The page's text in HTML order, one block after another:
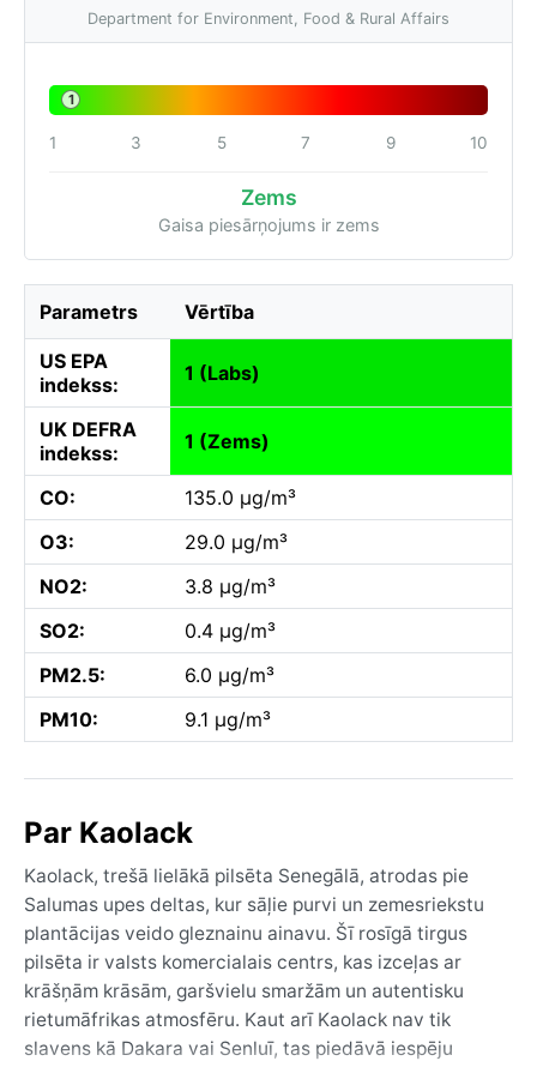
Department for Environment, Food & Rural Affairs
1
1 3 5 7 9 10
Zems
Gaisa piesārņojums ir zems
Parametrs Vērtība
US EPA
indekss:
1 (Labs)
UK DEFRA
indekss:
1 (Zems)
CO:
135.0 µg/m³
O3:
29.0 µg/m³
NO2:
3.8 µg/m³
SO2:
0.4 µg/m³
PM2.5:
6.0 µg/m³
PM10:
9.1 µg/m³
Par Kaolack
Kaolack, trešā lielākā pilsēta Senegālā, atrodas pie
Salumas upes deltas, kur sāļie purvi un zemesriekstu
plantācijas veido gleznainu ainavu. Šī rosīgā tirgus
pilsēta ir valsts komercialais centrs, kas izceļas ar
krāšņām krāsām, garšvielu smaržām un autentisku
rietumāfrikas atmosfēru. Kaut arī Kaolack nav tik
slavens kā Dakara vai Senluī, tas piedāvā iespēju